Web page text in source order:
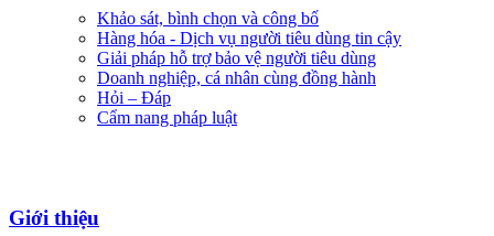
Khảo sát, bình chọn và công bố
Hàng hóa - Dịch vụ người tiêu dùng tin cậy
Giải pháp hỗ trợ bảo vệ người tiêu dùng
Doanh nghiệp, cá nhân cùng đồng hành
Hỏi – Đáp
Cẩm nang pháp luật
Giới thiệu